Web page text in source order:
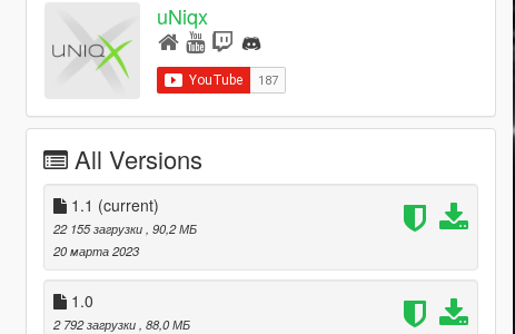
uNiqx
All Versions
1.1 (current)
22 155 загрузки , 90,2 МБ
20 марта 2023
1.0
2 792 загрузки , 88,0 МБ